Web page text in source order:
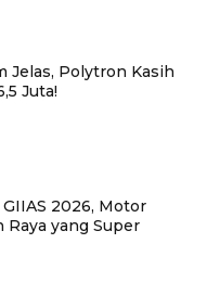
Polytron Kasih
Juta!
2026, Motor
Raya yang Super